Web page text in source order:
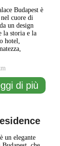
Budapest è
cuore di
un design
la storia e la
hotel,
un'atmosfera
ospiti
... Leggi di
di più
un elegante